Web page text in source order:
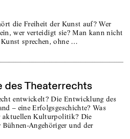
die Freiheit der Kunst auf? Wer
wer verteidigt sie? Man kann nicht
sprechen, ohne …
des Theaterrechts
entwickelt? Die Entwicklung des
– eine Erfolgsgeschichte? Was
aktuellen Kulturpolitik? Die
Bühnen-Angehöriger und der